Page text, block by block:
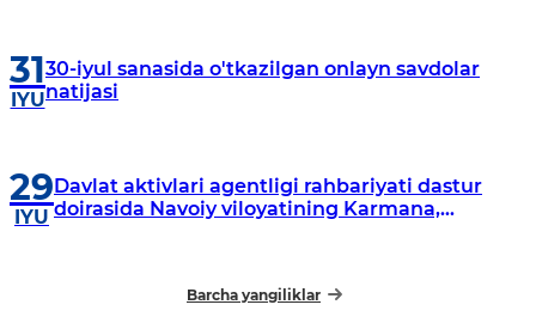
31
IYU
30-iyul sanasida o'tkazilgan onlayn savdolar
natijasi
29
IYU
Davlat aktivlari agentligi rahbariyati dastur
doirasida Navoiy viloyatining Karmana,
Barcha yangiliklar